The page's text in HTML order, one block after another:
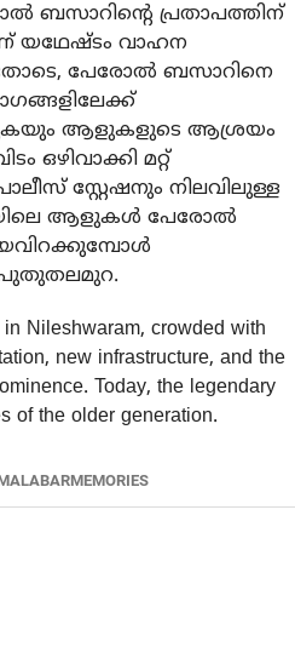
പ്രതാപത്തിന്
യഥേഷ്ടം വാഹന
പേരോല്‍ ബസാറിനെ
ആളുകളുടെ ആശ്രയം
ഒഴിവാക്കി മറ്റ്
സ്റ്റേഷനും നിലവിലുള്ള
ആളുകള്‍ പേരോല്‍
പുതുതലമുറ.
Nileshwaram, crowded with
new infrastructure, and the
Today, the legendary
of the older generation.